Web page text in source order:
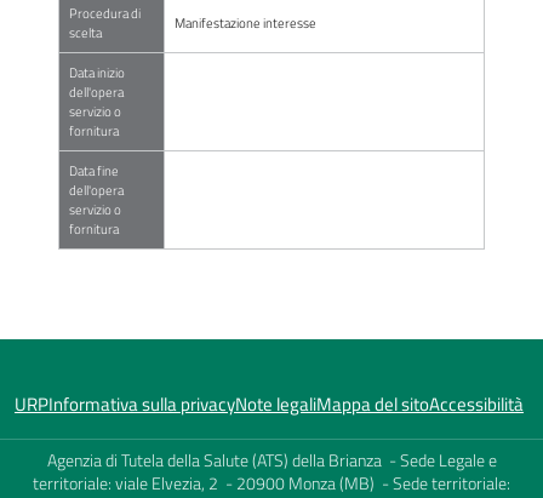
Procedura di
scelta
Manifestazione interesse
Data inizio
dell'opera
servizio o
fornitura
Data fine
dell'opera
servizio o
fornitura
URPInformativa sulla privacyNote legaliMappa del sitoAccessibilità
Agenzia di Tutela della Salute (ATS) della Brianza - Sede Legale e
territoriale: viale Elvezia, 2 - 20900 Monza (MB) - Sede territoriale: